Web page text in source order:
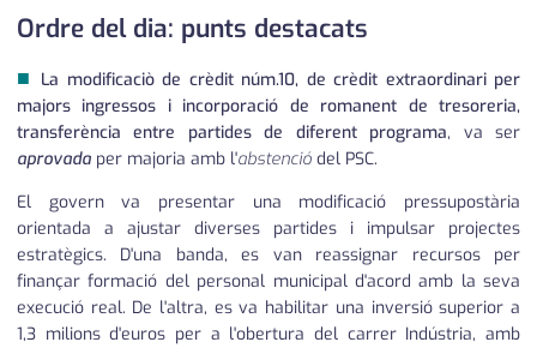
Ordre del dia: punts destacats
■ La modificaciò de crèdit núm.10, de crèdit extraordinari per
majors ingressos i incorporació de romanent de tresoreria,
transferència entre partides de diferent programa, va ser
aprovada per majoria amb l'abstenció del PSC.
El govern va presentar una modificació pressupostària
orientada a ajustar diverses partides i impulsar projectes
estratègics. D'una banda, es van reassignar recursos per
finançar formació del personal municipal d'acord amb la seva
execució real. De l'altra, es va habilitar una inversió superior a
1,3 milions d'euros per a l'obertura del carrer Indústria, amb